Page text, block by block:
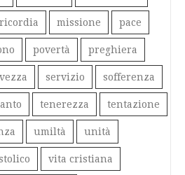
missione pace
povertà preghiera
servizio sofferenza
tenerezza tentazione
umiltà unità
vita cristiana